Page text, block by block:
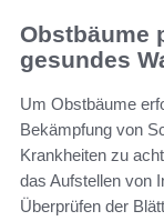
Obstbäume
gesundes
Um Obstbäume
Bekämpfung von
Krankheiten zu
das Aufstellen von
Überprüfen der